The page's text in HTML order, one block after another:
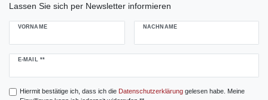
Lassen Sie sich per Newsletter informieren
VORNAME NACHNAME
E-MAIL **
Newsletter
Hiermit bestätige ich, dass ich die Daten­schutz­erklärunggelesen habe. Meine